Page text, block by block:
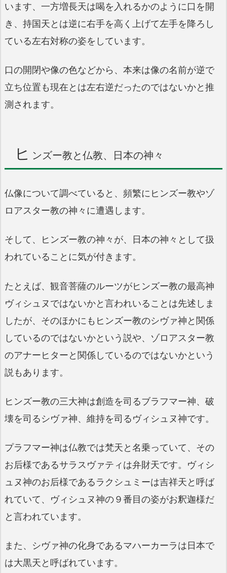
います、一方増長天は喝を入れるかのように口を開
き、持国天とは逆に右手を高く上げて左手を降ろし
ている左右対称の姿をしています。
口の開閉や像の色などから、本来は像の名前が逆で
立ち位置も現在とは左右逆だったのではないかと推
測されます。
ヒ ンズー教と仏教、日本の神々
仏像について調べていると、頻繁にヒンズー教やゾ
ロアスター教の神々に遭遇します。
そして、ヒンズー教の神々が、日本の神々として扱
われていることに気が付きます。
たとえば、観音菩薩のルーツがヒンズー教の最高神
ヴィシュヌではないかと言われいることは先述しま
したが、そのほかにもヒンズー教のシヴァ神と関係
しているのではないかという説や、ゾロアスター教
のアナーヒターと関係しているのではないかという
説もあります。
ヒンズー教の三大神は創造を司るブラフマー神、破
壊を司るシヴァ神、維持を司るヴィシュヌ神です。
プラフマー神は仏教では梵天と名乗っていて、その
お后様であるサラスヴァティは弁財天です。ヴィシ
ュヌ神のお后様であるラクシュミーは吉祥天と呼ば
れていて、ヴィシュヌ神の９番目の姿がお釈迦様だ
と言われています。
また、シヴァ神の化身であるマハーカーラは日本で
は大黒天と呼ばれています。